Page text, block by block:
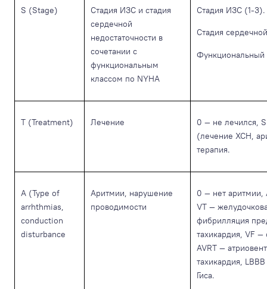
S (Stage)
Стадия ИЗС и стадия
сердечной
недостаточности в
сочетании с
функциональным
классом по NYHA
Стадия ИЗС (1-3).
Стадия
Функциональный
T (Treatment) Лечение
0 — не лечился,
(лечение ХСН,
терапия.
A (Type of
arrhthmias,
conduction
disturbance
Аритмии, нарушение
проводимости
0 — нет
VT —
фибрилляция
тахикардия, VF
AVRT —
тахикардия,
Гиса.